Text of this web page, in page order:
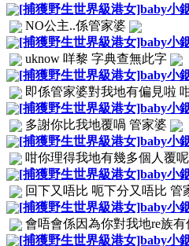
[捕獲野生世界級港女]baby小
NO公主..係管家婆
[捕獲野生世界級港女]baby小
uknow 咩黎 字典查無此字
[捕獲野生世界級港女]baby小
即係管家婆對我地有偏見啦
[捕獲野生世界級港女]baby小
多謝你比我地覆喎 管家婆
[捕獲野生世界級港女]baby小
咁你理得我地有幾多個人覆呢
[捕獲野生世界級港女]baby小
回下又唔比 呃下分又唔比 管
[捕獲野生世界級港女]baby小
會唔會係因為你對我地re族
[捕獲野生世界級港女]baby小